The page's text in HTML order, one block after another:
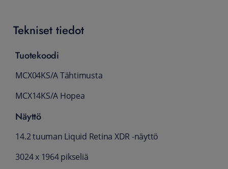
Tekniset tiedot
Tuotekoodi
MCX04KS/A Tähtimusta
MCX14KS/A Hopea
Näyttö
14.2 tuuman Liquid Retina XDR -näyttö
3024 x 1964 pikseliä